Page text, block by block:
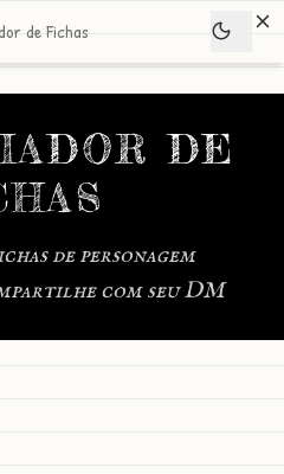
de Fichas
DE
de personagem
com seu DM